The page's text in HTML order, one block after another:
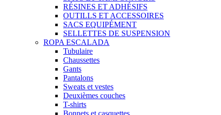
RÉSINES ET ADHÉSIFS
OUTILLS ET ACCESSOIRES
SACS EQUIPÉMENT
SELLETTES DE SUSPENSION
ROPA ESCALADA
Tubulaire
Chaussettes
Gants
Pantalons
Sweats et vestes
Deuxièmes couches
T-shirts
Bonnets et casquettes